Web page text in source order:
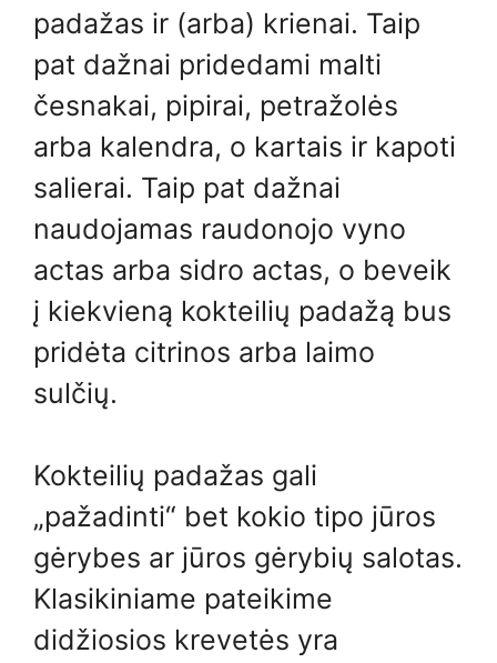
padažas ir (arba) krienai. Taip
pat dažnai pridedami malti
česnakai, pipirai, petražolės
arba kalendra, o kartais ir kapoti
salierai. Taip pat dažnai
naudojamas raudonojo vyno
actas arba sidro actas, o beveik
į kiekvieną kokteilių padažą bus
pridėta citrinos arba laimo
sulčių.
Kokteilių padažas gali
„pažadinti“ bet kokio tipo jūros
gėrybes ar jūros gėrybių salotas.
Klasikiniame pateikime
didžiosios krevetės yra